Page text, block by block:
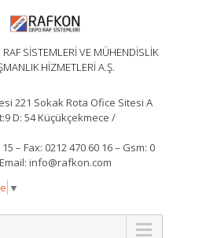
SİSTEMLERİ VE MÜHENDİSLİK
HİZMETLERİ A.Ş.
221 Sokak Rota Ofice Sitesi A
D: 54 Küçükçekmece /
– Fax: 0212 470 60 16 – Gsm: 0
info@rafkon.com
▼